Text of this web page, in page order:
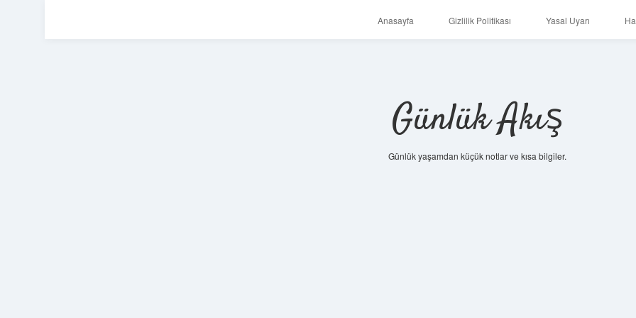
Anasayfa Gizlilik Politikası Yasal Uyarı
Günlük Akış
Günlük yaşamdan küçük notlar ve kısa bilgiler.